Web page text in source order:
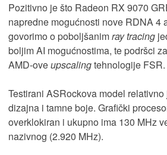
Pozitivno je što Radeon RX 9070
napredne mogućnosti nove RDNA 4
govorimo o poboljšanimray tracing
boljim AI mogućnostima, te podršci
AMD-oveupscalingtehnologije FSR.
Testirani ASRockova model
dizajna i tamne boje. Grafički
overklokiran i ukupno ima 130 MHz
nazivnog (2.920 MHz).